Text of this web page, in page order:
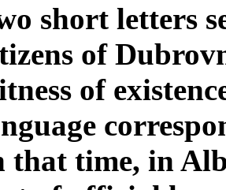
short letters
of
of
that time, in